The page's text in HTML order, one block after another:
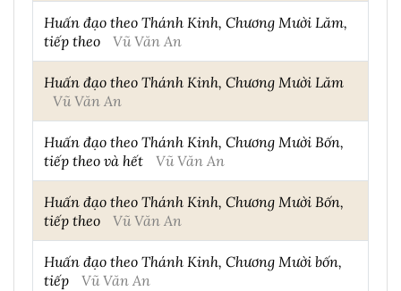
Huấn đạo theo Thánh Kinh, Chương Mười Lăm,
tiếp theo
Vũ Văn An
Huấn đạo theo Thánh Kinh, Chương Mười Lăm
Vũ Văn An
Huấn đạo theo Thánh Kinh, Chương Mười Bốn,
tiếp theo và hết
Vũ Văn An
Huấn đạo theo Thánh Kinh, Chương Mười Bốn,
tiếp theo
Vũ Văn An
Huấn đạo theo Thánh Kinh, Chương Mười bốn,
tiếp
Vũ Văn An